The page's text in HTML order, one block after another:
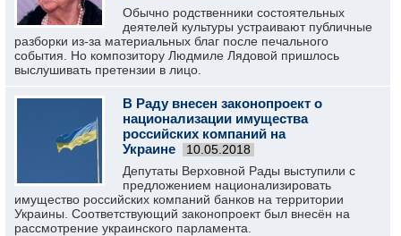
Обычно родственники состоятельных
деятелей культуры устраивают публичные
разборки из-за материальных благ после печального
события. Но композитору Людмиле Лядовой пришлось
выслушивать претензии в лицо.
В Раду внесен законопроект о
национализации имущества
российских компаний на
Украине
10.05.2018
Депутаты Верховной Рады выступили с
предложением национализировать
имущество российских компаний банков на территории
Украины. Соответствующий законопроект был внесён на
рассмотрение украинского парламента.